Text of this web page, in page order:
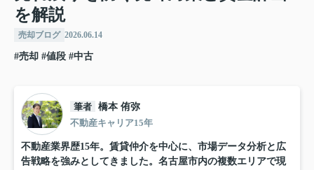
を解説
売却ブログ 2026.06.14
#売却 #値段 #中古
筆者 橋本 侑弥
不動産キャリア15年
不動産業界歴15年。賃貸仲介を中心に、市場データ分析と広
告戦略を強みとしてきました。名古屋市内の複数エリアで現